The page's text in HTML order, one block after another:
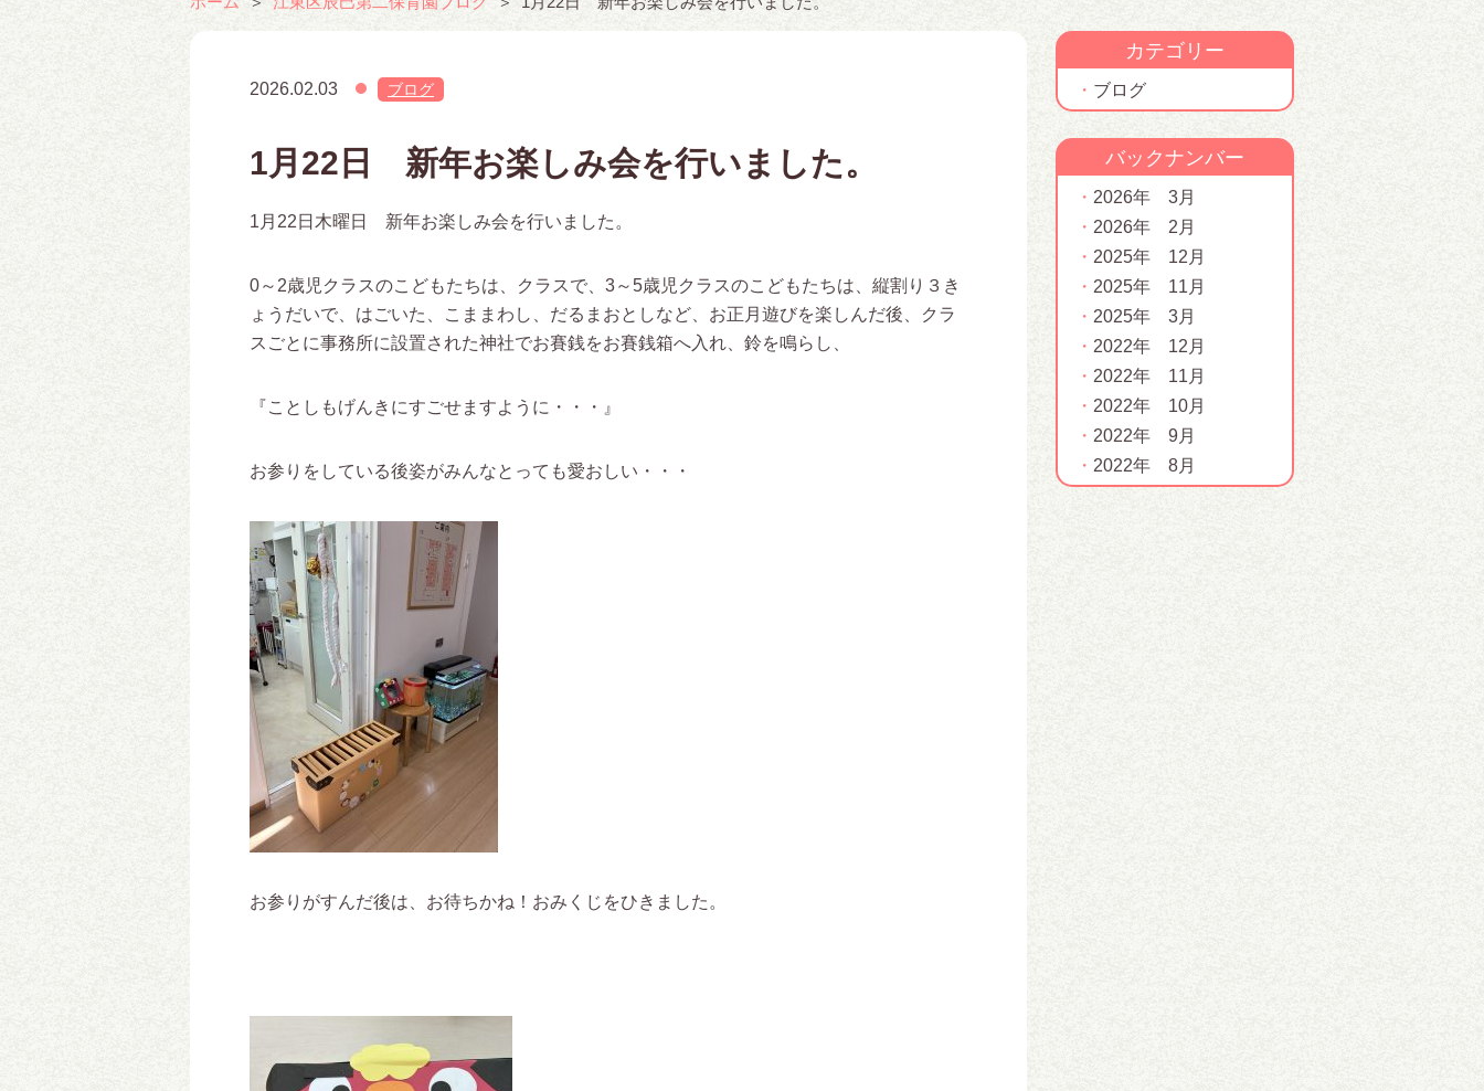
2026.02.03 ブログ
1月22日 新年お楽しみ会を行いました。
1月22日木曜日 新年お楽しみ会を行いました。
0～2歳児クラスのこどもたちは、クラスで、3～5歳児クラスのこどもたちは、縦割り３き
ょうだいで、はごいた、こままわし、だるまおとしなど、お正月遊びを楽しんだ後、クラ
スごとに事務所に設置された神社でお賽銭をお賽銭箱へ入れ、鈴を鳴らし、
『ことしもげんきにすごせますように・・・』
お参りをしている後姿がみんなとっても愛おしい・・・
お参りがすんだ後は、お待ちかね！おみくじをひきました。
カテゴリー
ブログ
バックナンバー
2026年 3月
2026年 2月
2025年 12月
2025年 11月
2025年 3月
2022年 12月
2022年 11月
2022年 10月
2022年 9月
2022年 8月